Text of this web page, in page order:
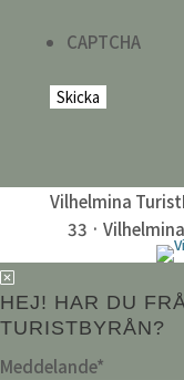
CAPTCHA
Vilhelmina
33 ·
HEJ! HAR DU
TURISTBYRÅN?
Meddelande*